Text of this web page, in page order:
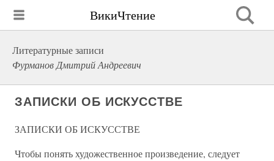
ВикиЧтение
Литературные записи
Фурманов Дмитрий Андреевич
ЗАПИСКИ ОБ ИСКУССТВЕ
ЗАПИСКИ ОБ ИСКУССТВЕ
Чтобы понять художественное произведение, следует